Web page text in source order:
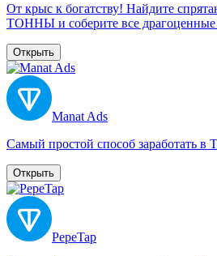
От крыс к богатству! Найдите
ТОННЫ и соберите все
Открыть
Manat Ads
Самый простой способ заработать в
Открыть
PepeTap